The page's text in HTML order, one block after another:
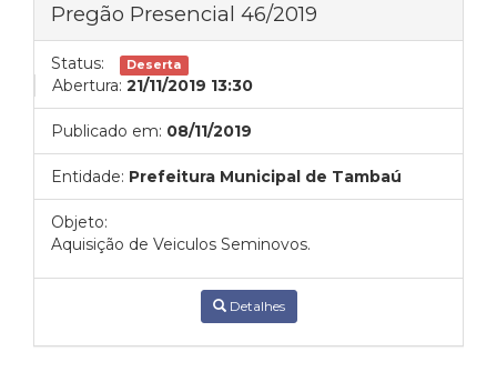
Pregão Presencial 46/2019
Status: Deserta
Abertura: 21/11/2019 13:30
Publicado em: 08/11/2019
Entidade: Prefeitura Municipal de Tambaú
Objeto:
Aquisição de Veiculos Seminovos.
Detalhes